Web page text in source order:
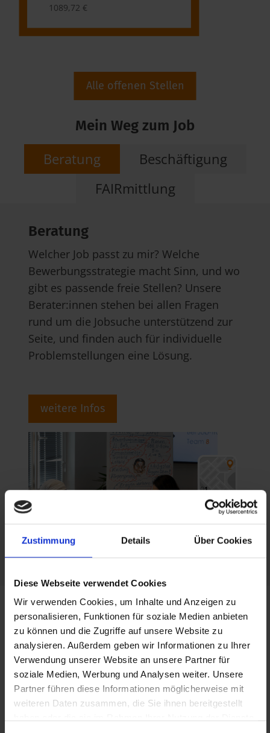
Zustimmung Details Über Cookies
Diese Webseite verwendet Cookies
Wir verwenden Cookies, um Inhalte und Anzeigen zu
personalisieren, Funktionen für soziale Medien anbieten
zu können und die Zugriffe auf unsere Website zu
analysieren. Außerdem geben wir Informationen zu Ihrer
Verwendung unserer Website an unsere Partner für
soziale Medien, Werbung und Analysen weiter. Unsere
Partner führen diese Informationen möglicherweise mit
weiteren Daten zusammen, die Sie ihnen bereitgestellt
1089,72 €
Alle offenen Stellen
Mein Weg zum Job
Beratung
Beratung
Welcher Job passt zu mir? Welche
Bewerbungsstrategie macht Sinn, und wo
gibt es passende freie Stellen? Unsere
Berater:innen stehen bei allen Fragen
rund um die Jobsuche unterstützend zur
Seite, und finden auch für individuelle
Problemstellungen eine Lösung.
weitere Infos
Beschäftigung
Praxis ist der Schlüssel zum neuen Job! Wir
bieten sowohl interne als auch externe
Arbeitserprobung in Form von
Transitarbeitsplätzen an. Fünf von sechs
Transitarbeitskräfte nehmen im Jahr nach Ablauf
der Job-TransFair-Betreuung eine Beschäftigung
auf.
FAIRmittlung
Unser Ziel ist, Transitarbeitskräften zu einer
festen Anstellung zu verhelfen. Daher legen wir
Wert auf eine sorgfältige Auswahl unserer
Partnerfirmen. Gute Arbeit leisten wir dann,
wenn die passenden Transitarbeitskräfte und
Partnerunternehmen zueinander finden.
Aktuelles